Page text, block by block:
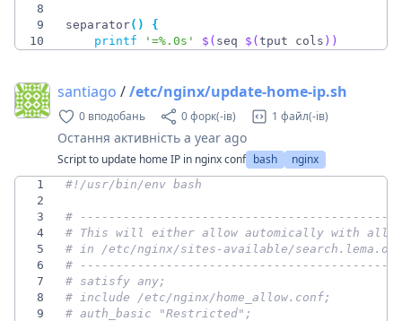
8
9
separator( )
{
10
printf '=%.0s' $( seq $( tput cols ) )
santiago //etc/nginx/update-home-ip.sh
0 вподобань 0 форк(-ів) 1 файл(-ів)
Остання активність a year ago
Script to update home IP in nginx conf bash nginx
1
2
3
#
4
# This will either allow automically with
5
# in /etc/nginx/sites-available/search.lema.org
6
#
7
# satisfy any;
8
# include /etc/nginx/home_allow.conf;
9
# auth_basic "Restricted";